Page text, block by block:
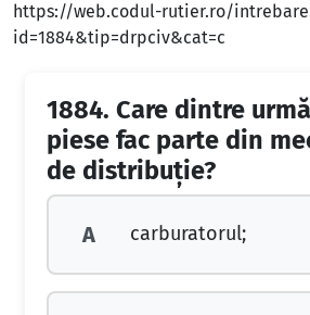
https://web.codul-rutier.ro/
id=1884&tip=drpciv&cat=c
1884. Care dintre
piese fac parte din
de distribuţie?
A carburatorul;